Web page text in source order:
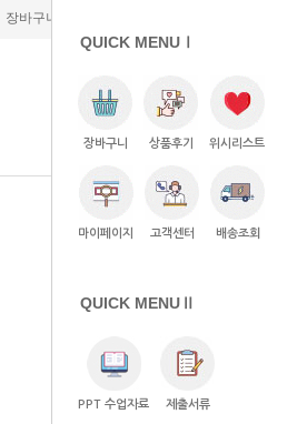
장바구니 (0)
QUICK MENUⅠ
장바구니 상품후기 위시리스트
마이페이지 고객센터 배송조회
QUICK MENUⅡ
PPT 수업자료 제출서류